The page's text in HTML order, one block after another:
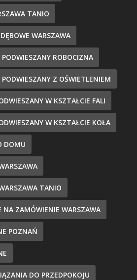
TANIO
WARSZAWA
ROBOCIZNA
Z OŚWIETLENIEM
W KSZTAŁCIE FALI
W KSZTAŁCIE KOŁA
DOMU
TANIO
NA ZAMÓWIENIE WARSZAWA
POZNAŃ
DO PRZEDPOKOJU